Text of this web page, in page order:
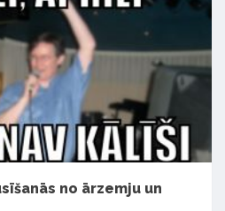
no ārzemju un